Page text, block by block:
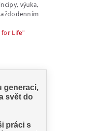
výuka,
for Life"